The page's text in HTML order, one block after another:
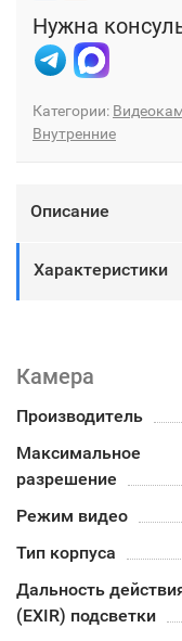
Нужна
Категории:
Внутренние
Описание
Характеристики
Камера
Производитель
Максимальное
разрешение
Режим видео
Тип корпуса
Дальность
(EXIR) подсветки